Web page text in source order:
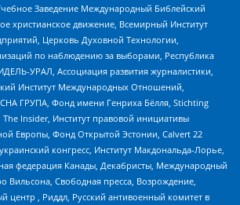
Заведение Международный Библейский
христианское движение, Всемирный Институт
Церковь Духовной Технологии,
по наблюдению за выборами, Республика
УРАЛ, Ассоциация развития журналистики,
Институт Международных Отношений,
ГРУПА, Фонд имени Генриха Бёлля, Stichting
Insider, Институт правовой инициативы
Европы, Фонд Открытой Эстонии, Calvert 22
конгресс, Институт Макдональда-Лорье,
федерация Канады, Декабристы, Международный
Вильсона, Свободная пресса, Возрождение,
центр , Риддл, Русский антивоенный комитет в